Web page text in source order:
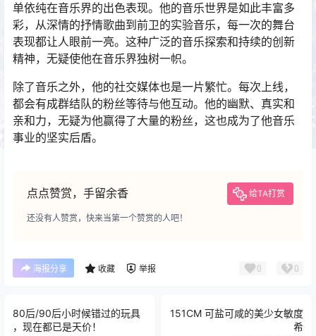
单依纯在音乐界的出色表现。他的音乐世界是如此丰富多
彩，从深情的抒情歌曲到前卫的实验音乐，每一次的舞台
表现都让人眼前一亮。这种广泛的音乐探索和持续的创新
精神，无疑使他在音乐界独树一帜。
除了音乐之外，他的社交媒体也是一片繁忙。每次上线，
都会有成群结队的粉丝等待与他互动。他的幽默、真实和
亲和力，无疑为他赢得了大量的粉丝，这也成为了他音乐
事业的坚实后盾。
点点赞赏，手留余香 给TA打赏
还没有人赞赏，快来当第一个赞赏的人吧！
海报分享 收藏 举报 0 0
80后/90后小时候错过的玩具
，现在都已是天价！
151CM 可盐可咸的美少女敏度
希